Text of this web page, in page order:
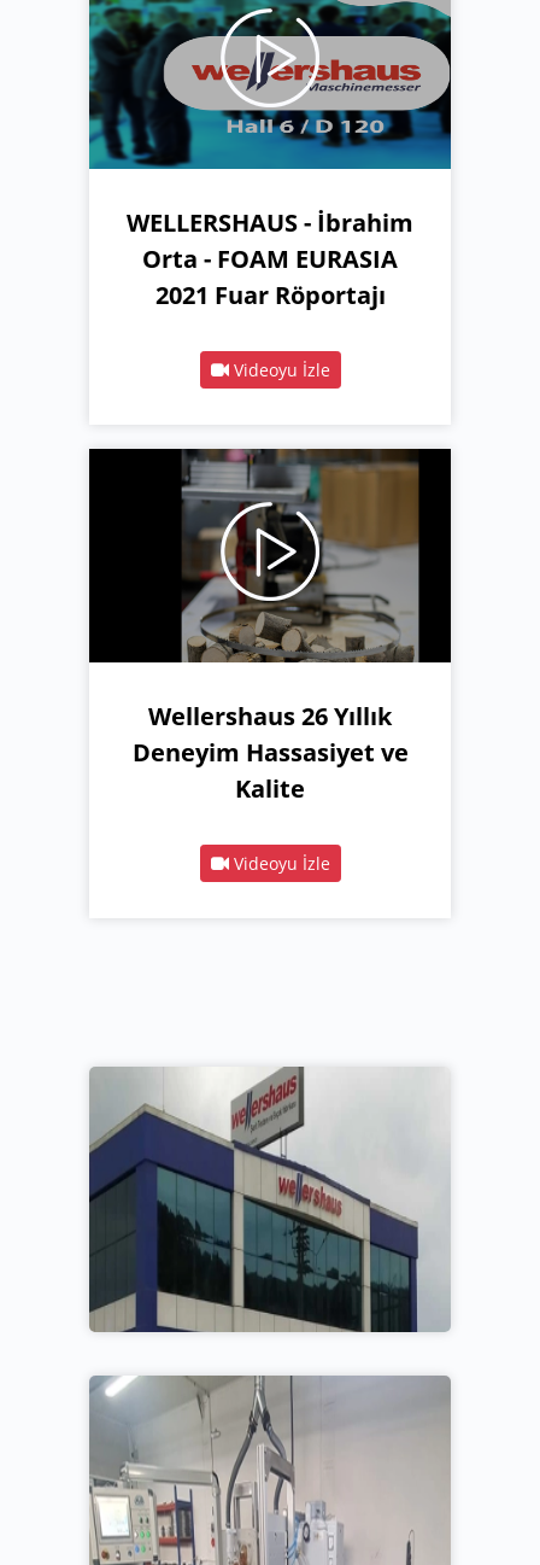
WELLERSHAUS - İbrahim
Orta - FOAM EURASIA
2021 Fuar Röportajı
Videoyu İzle
Wellershaus 26 Yıllık
Deneyim Hassasiyet ve
Kalite
Videoyu İzle
Tesisimiz